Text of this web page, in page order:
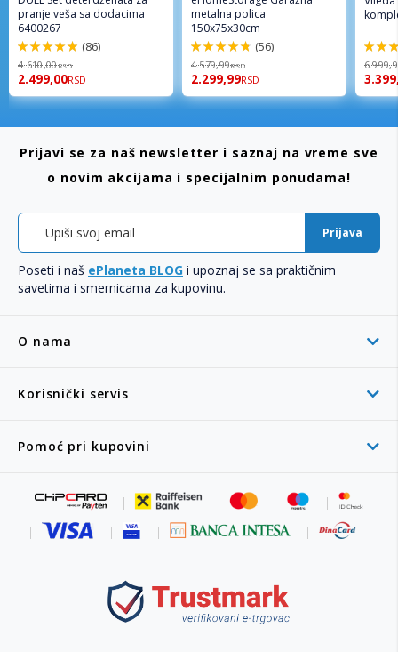
pranje veša sa dodacima
6400267
98%
(86)
4.610,00RSD
2.499,00RSD
metalna polica
150x75x30cm
96%
(56)
4.579,99RSD
2.299,99RSD
92%
O nama
Korisnički servis
Pomoć pri kupovini
Prijavi se za naš newsletter i saznaj na vreme sve
o novim akcijama i specijalnim ponudama!
Prijava
Poseti i naš ePlaneta BLOG i upoznaj se sa praktičnim
savetima i smernicama za kupovinu.